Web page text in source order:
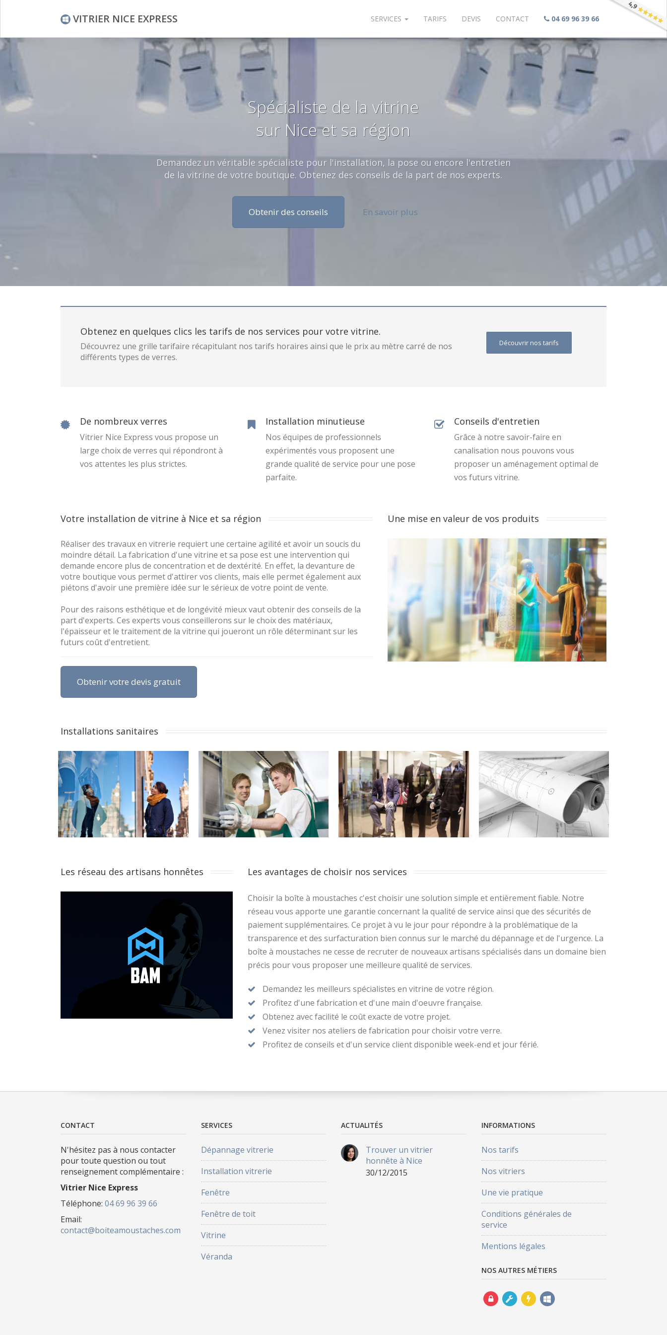
VITRIER NICE EXPRESS SERVICES TARIFS DEVIS CONTACT 04 69 96 39 66
Spécialiste de la vitrine
sur Nice et sa région
Demandez un véritable spécialiste pour l'installation, la pose ou encore l'entretien
de la vitrine de votre boutique. Obtenez des conseils de la part de nos experts.
Obtenir des conseils En savoir plus
Obtenez en quelques clics les tarifs de nos services pour votre vitrine.
Découvrez une grille tarifaire récapitulant nos tarifs horaires ainsi que le prix au mètre carré de nos
différents types de verres.
Découvrir nos tarifs
De nombreux verres
Vitrier Nice Express vous propose un
large choix de verres qui répondront à
vos attentes les plus strictes.
Installation minutieuse
Nos équipes de professionnels
expérimentés vous proposent une
grande qualité de service pour une pose
parfaite.
Conseils d'entretien
Grâce à notre savoir-faire en
canalisation nous pouvons vous
proposer un aménagement optimal de
vos futurs vitrine.
Votre installation de vitrine à Nice et sa région
Réaliser des travaux en vitrerie requiert une certaine agilité et avoir un soucis du
moindre détail. La fabrication d'une vitrine et sa pose est une intervention qui
demande encore plus de concentration et de dextérité. En effet, la devanture de
votre boutique vous permet d'attirer vos clients, mais elle permet également aux
piétons d'avoir une première idée sur le sérieux de votre point de vente.
Pour des raisons esthétique et de longévité mieux vaut obtenir des conseils de la
part d'experts. Ces experts vous conseillerons sur le choix des matériaux,
l'épaisseur et le traitement de la vitrine qui joueront un rôle déterminant sur les
futurs coût d'entretient.
Obtenir votre devis gratuit
Une mise en valeur de vos produits
Installations sanitaires
VOTRE VITRINE SUR-MESURE
attentes.
Les réseau des artisans honnêtes Les avantages de choisir nos services
Choisir la boîte à moustaches c'est choisir une solution simple et entièrement fiable. Notre
réseau vous apporte une garantie concernant la qualité de service ainsi que des sécurités de
paiement supplémentaires. Ce projet à vu le jour pour répondre à la problématique de la
transparence et des surfacturation bien connus sur le marché du dépannage et de l'urgence. La
boîte à moustaches ne cesse de recruter de nouveaux artisans spécialisés dans un domaine bien
précis pour vous proposer une meilleure qualité de services.
Demandez les meilleurs spécialistes en vitrine de votre région.
Profitez d'une fabrication et d'une main d'oeuvre française.
Obtenez avec facilité le coût exacte de votre projet.
Venez visiter nos ateliers de fabrication pour choisir votre verre.
Profitez de conseils et d'un service client disponible week-end et jour férié.
CONTACT
N'hésitez pas à nous contacter
pour toute question ou tout
renseignement complémentaire :
Vitrier Nice Express
Téléphone: 04 69 96 39 66
Email:
contact@boiteamoustaches.com
SERVICES
Dépannage vitrerie
Installation vitrerie
Fenêtre
Fenêtre de toit
Vitrine
Véranda
ACTUALITÉS
Trouver un vitrier
honnête à Nice
30/12/2015
INFORMATIONS
Nos tarifs
Nos vitriers
Une vie pratique
Conditions générales de
service
Mentions légales
NOS AUTRES MÉTIERS